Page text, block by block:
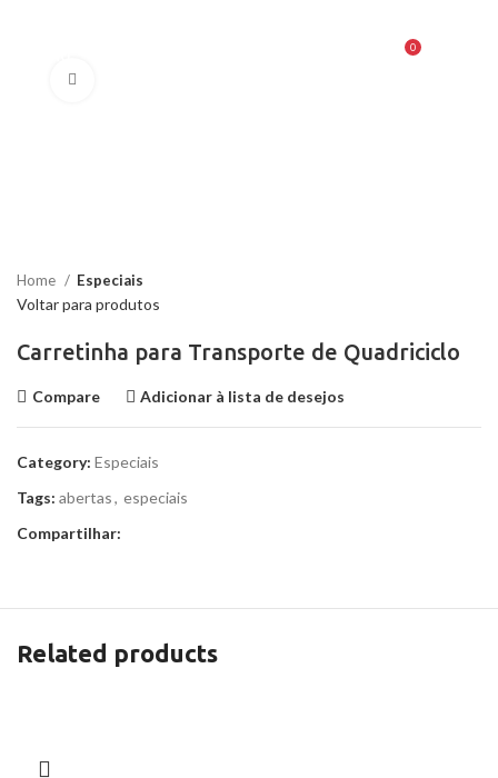
0
Home Especiais
Voltar para produtos
Carretinha para Transporte de Quadriciclo
Compare Adicionar à lista de desejos
Category: Especiais
Tags: abertas, especiais
Compartilhar:
Related products